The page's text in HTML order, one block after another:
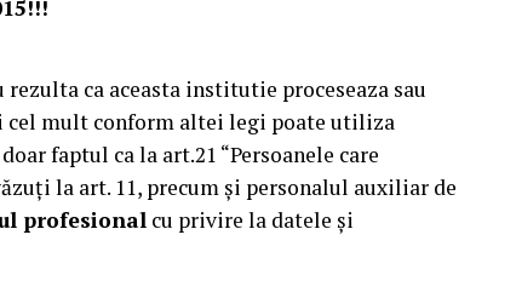
ca aceasta institutie proceseaza sau
cel mult conform altei legi poate utiliza
faptul ca la art.21 “Persoanele care
la art. 11, precum şi personalul auxiliar de
profesional cu privire la datele şi